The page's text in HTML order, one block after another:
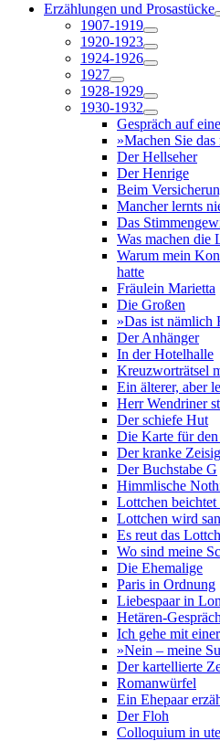
Erzählungen und Prosastücke
1907-1919
1920-1923
1924-1926
1927
1928-1929
1930-1932
Gespräch auf
»Machen Sie
Der Hellseher
Der Henrige
Beim
Mancher lernts
Das
Was machen die
Warum mein
hatte
Fräulein Marietta
Die Großen
»Das ist nämlich
Der Anhänger
In der Hotelhalle
Kreuzworträtsel
Ein älterer, aber
Herr Wendriner
Der schiefe Hut
Die Karte für
Der kranke Zeisig
Der Buchstabe G
Himmlische
Lottchen beichtet
Lottchen wird
Es reut das
Wo sind meine
Die Ehemalige
Paris in Ordnung
Liebespaar in
Hetären-
Ich gehe mit
»Nein – meine
Der kartellierte
Romanwürfel
Ein Ehepaar
Der Floh
Colloquium in